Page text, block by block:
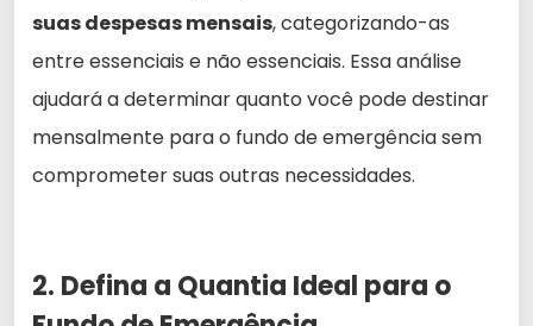
suas despesas mensais, categorizando-as
entre essenciais e não essenciais. Essa análise
ajudará a determinar quanto você pode destinar
mensalmente para o fundo de emergência sem
comprometer suas outras necessidades.
2. Defina a Quantia Ideal para o